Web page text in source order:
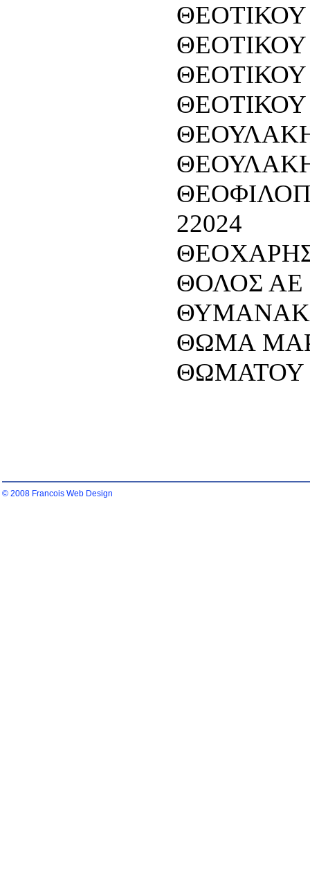
ΘΕΟΤΙΚΟΥ
ΘΕΟΤΙΚΟΥ
ΘΕΟΤΙΚΟΥ
22024
ΘΕΟΧΑΡΗΣ
ΘΟΛΟΣ ΑΕ
ΘΩΜΑ
ΘΩΜΑΤΟΥ
© 2008 Francois Web Design